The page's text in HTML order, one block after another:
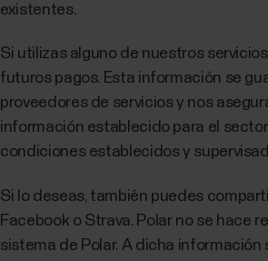
existentes.
Si utilizas alguno de nuestros
futuros pagos. Esta información se
proveedores de servicios y nos
información establecido para el
condiciones establecidos y
Si lo deseas, también puedes
Facebook o Strava. Polar no se hace
sistema de Polar. A dicha